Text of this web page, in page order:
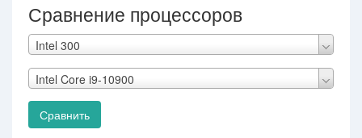
Сравнение процессоров
Intel 300
Intel Core i9-10900
Сравнить